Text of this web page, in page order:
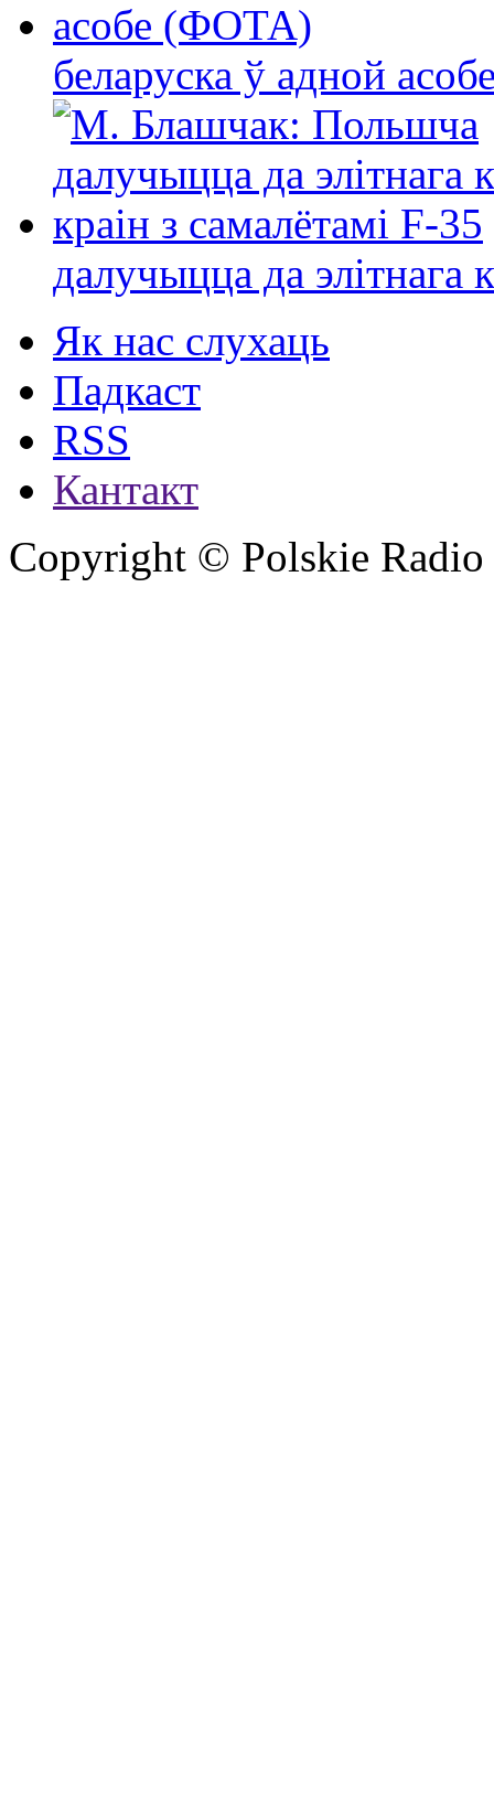
беларуска ў адной
далучыцца да элітнага
Як нас слухаць
Падкаст
RSS
Кантакт
Copyright © Polskie